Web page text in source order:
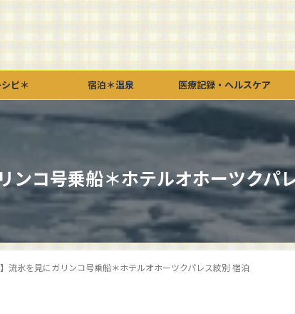
ピ＊ 宿泊＊温泉 医療記録・ヘルスケア
ンコ号乗船＊ホテルオホーツクパ
】流氷を見にガリンコ号乗船＊ホテルオホーツクパレス紋別 宿泊